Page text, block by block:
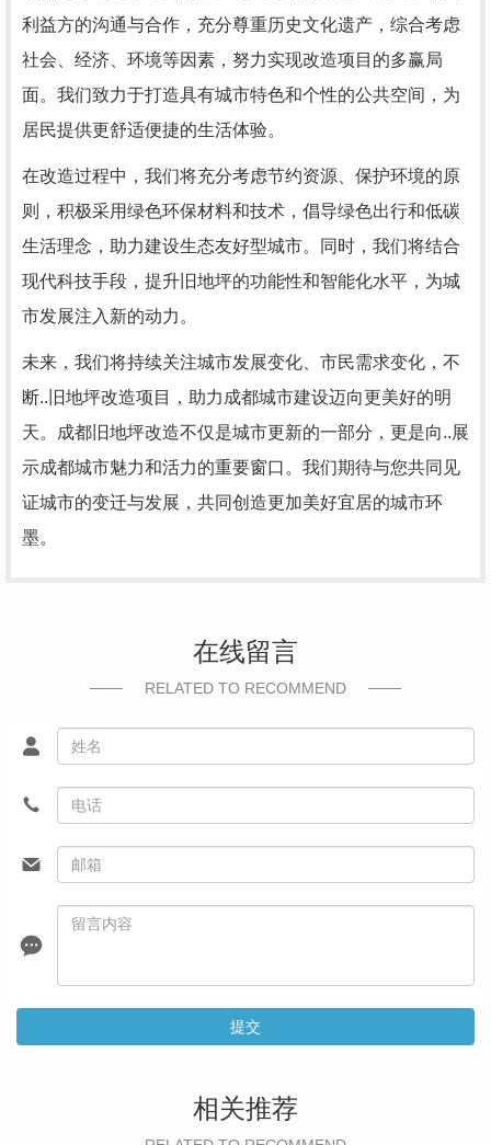
利益方的沟通与合作，充分尊重历史文化遗产，综合考虑
社会、经济、环境等因素，努力实现改造项目的多赢局
面。我们致力于打造具有城市特色和个性的公共空间，为
居民提供更舒适便捷的生活体验。
在改造过程中，我们将充分考虑节约资源、保护环境的原
则，积极采用绿色环保材料和技术，倡导绿色出行和低碳
生活理念，助力建设生态友好型城市。同时，我们将结合
现代科技手段，提升旧地坪的功能性和智能化水平，为城
市发展注入新的动力。
未来，我们将持续关注城市发展变化、市民需求变化，不
断..旧地坪改造项目，助力成都城市建设迈向更美好的明
天。成都旧地坪改造不仅是城市更新的一部分，更是向..展
示成都城市魅力和活力的重要窗口。我们期待与您共同见
证城市的变迁与发展，共同创造更加美好宜居的城市环
墨。
在线留言
RELATED TO RECOMMEND
提交
相关推荐